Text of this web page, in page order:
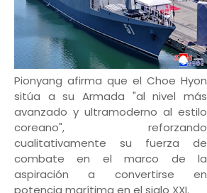
Pionyang afirma que el Choe Hyon
sitúa a su Armada "al nivel más
avanzado y ultramoderno al estilo
coreano", reforzando
cualitativamente su fuerza de
combate en el marco de la
aspiración a convertirse en
potencia marítima en el siglo XXI.